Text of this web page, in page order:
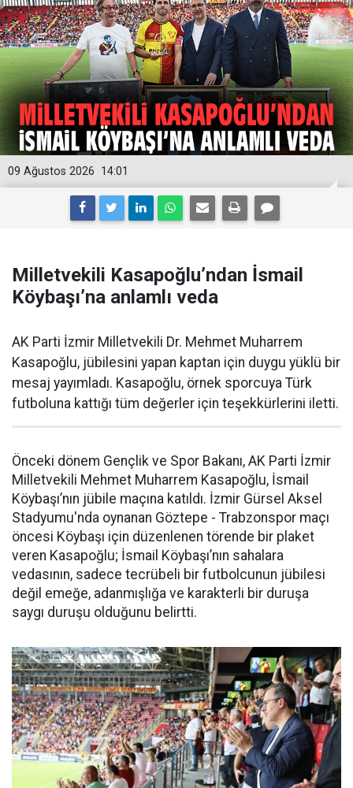
14:01
09 Ağustos 2026
Milletvekili Kasapoğlu’ndan İsmail
Köybaşı’na anlamlı veda
AK Parti İzmir Milletvekili Dr. Mehmet Muharrem
Kasapoğlu, jübilesini yapan kaptan için duygu yüklü bir
mesaj yayımladı. Kasapoğlu, örnek sporcuya Türk
futboluna kattığı tüm değerler için teşekkürlerini iletti.
Önceki dönem Gençlik ve Spor Bakanı, AK Parti İzmir
Milletvekili Mehmet Muharrem Kasapoğlu, İsmail
Köybaşı’nın jübile maçına katıldı. İzmir Gürsel Aksel
Stadyumu'nda oynanan Göztepe - Trabzonspor maçı
öncesi Köybaşı için düzenlenen törende bir plaket
veren Kasapoğlu; İsmail Köybaşı’nın sahalara
vedasının, sadece tecrübeli bir futbolcunun jübilesi
değil emeğe, adanmışlığa ve karakterli bir duruşa
saygı duruşu olduğunu belirtti.